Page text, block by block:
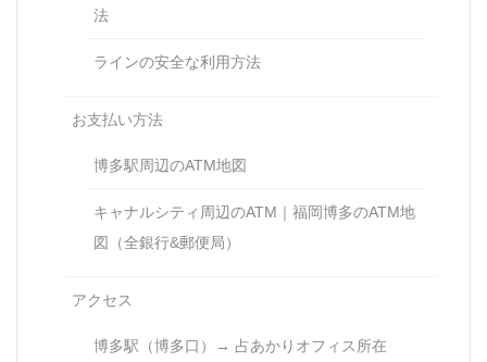
法
ラインの安全な利用方法
お支払い方法
博多駅周辺のATM地図
キャナルシティ周辺のATM｜福岡博多のATM地
図（全銀行&郵便局）
アクセス
博多駅（博多口）→ 占あかりオフィス所在